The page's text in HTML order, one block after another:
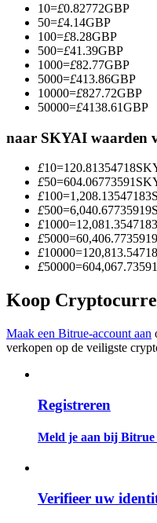
Word een Copy Trader
Geniet van winstdeling
Informatie
10=£0.82772GBP
50=£4.14GBP
100=£8.28GBP
500=£41.39GBP
1000=£82.77GBP
5000=£413.86GBP
10000=£827.72GBP
50000=£4138.61GBP
naar SKYAI waarden
£10=120.81354718
£50=604.06773591
£100=1,208.13547183
£500=6,040.67735919
£1000=
£5000=
£10000=
£50000=
Koop
Maak een Bitrue-account aan
verkopen op de veiligste
Registreren
Meld je aan bij Bitrue
Verifieer uw